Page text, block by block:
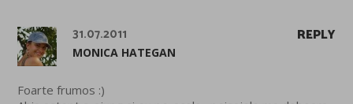
REPLY
31.07.2011
MONICA HATEGAN
Foarte frumos :)